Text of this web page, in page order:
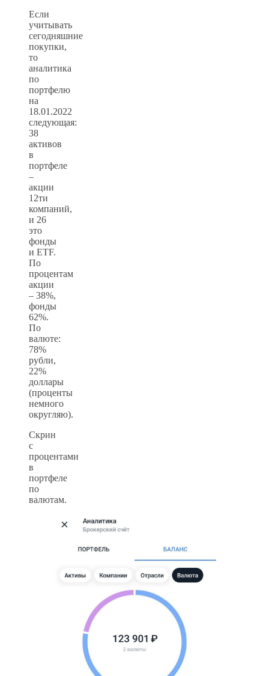
Если
учитывать
сегодняшние
покупки,
то
аналитика
по
портфелю
на
18.01.2022
следующая:
38
активов
в
портфеле
–
акции
12ти
компаний,
и 26
это
фонды
и ETF.
По
процентам
акции
– 38%,
фонды
62%.
По
валюте:
78%
рубли,
22%
доллары
(проценты
немного
округляю).
Скрин
с
процентами
в
портфеле
по
валютам.